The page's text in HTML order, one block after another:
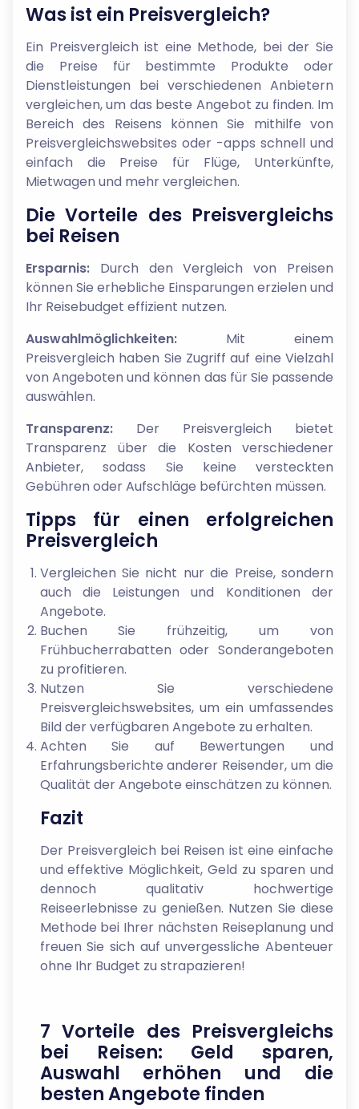
Was ist ein Preisvergleich?
Ein Preisvergleich ist eine Methode, bei der Sie
die Preise für bestimmte Produkte oder
Dienstleistungen bei verschiedenen Anbietern
vergleichen, um das beste Angebot zu finden. Im
Bereich des Reisens können Sie mithilfe von
Preisvergleichswebsites oder -apps schnell und
einfach die Preise für Flüge, Unterkünfte,
Mietwagen und mehr vergleichen.
Die Vorteile des Preisvergleichs
bei Reisen
Ersparnis: Durch den Vergleich von Preisen
können Sie erhebliche Einsparungen erzielen und
Ihr Reisebudget effizient nutzen.
Auswahlmöglichkeiten: Mit einem
Preisvergleich haben Sie Zugriff auf eine Vielzahl
von Angeboten und können das für Sie passende
auswählen.
Transparenz: Der Preisvergleich bietet
Transparenz über die Kosten verschiedener
Anbieter, sodass Sie keine versteckten
Gebühren oder Aufschläge befürchten müssen.
Tipps für einen erfolgreichen
Preisvergleich
Vergleichen Sie nicht nur die Preise, sondern
auch die Leistungen und Konditionen der
Angebote.
Buchen Sie frühzeitig, um von
Frühbucherrabatten oder Sonderangeboten
zu profitieren.
Nutzen Sie verschiedene
Preisvergleichswebsites, um ein umfassendes
Bild der verfügbaren Angebote zu erhalten.
Achten Sie auf Bewertungen und
Erfahrungsberichte anderer Reisender, um die
Qualität der Angebote einschätzen zu können.
Fazit
Der Preisvergleich bei Reisen ist eine einfache
und effektive Möglichkeit, Geld zu sparen und
dennoch qualitativ hochwertige
Reiseerlebnisse zu genießen. Nutzen Sie diese
Methode bei Ihrer nächsten Reiseplanung und
freuen Sie sich auf unvergessliche Abenteuer
ohne Ihr Budget zu strapazieren!
7 Vorteile des Preisvergleichs
bei Reisen: Geld sparen,
Auswahl erhöhen und die
besten Angebote finden